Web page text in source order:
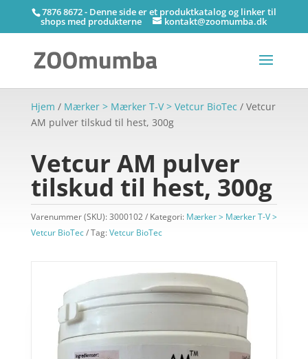
7876 8672 - Denne side er et produktkatalog og linker til
shops med produkterne kontakt@zoomumba.dk
Hjem / Mærker > Mærker T-V > Vetcur BioTec / Vetcur
AM pulver tilskud til hest, 300g
Vetcur AM pulver
tilskud til hest, 300g
Varenummer (SKU):3000102 Kategori: Mærker > Mærker T-V >
Vetcur BioTec
Tag:Vetcur BioTec